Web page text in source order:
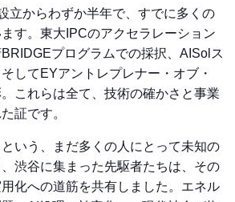
立からわずか半年で、すでに多くの
す。東大IPCのアクセラレーション
プログラムでの採択、AISolス
してEYアントレプレナー・オブ・
これらは全て、技術の確かさと事業
証です。
いう、まだ多くの人にとって未知の
渋谷に集まった先駆者たちは、その
化への道筋を共有しました。エネル